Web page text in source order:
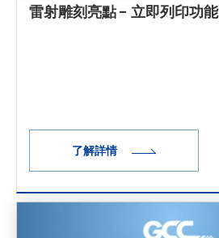
雷射雕刻亮點 - 立即列印功能
了解詳情